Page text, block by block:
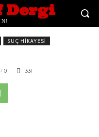
Dergi
SUÇ HIKAYESI
0 1331